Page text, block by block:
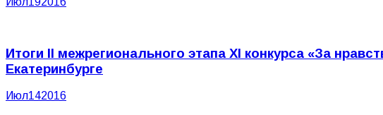
Итоги II межрегионального этапа XI конкурса «За
Екатеринбурге
Июл142016